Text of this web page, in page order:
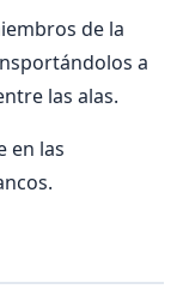
de la
a
las alas.
en las